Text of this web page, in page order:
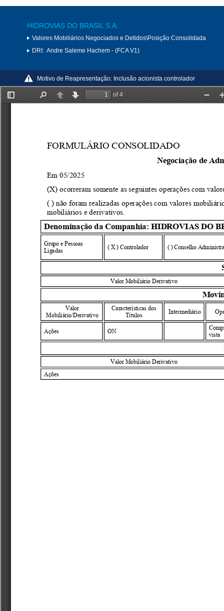
HIDROVIAS DO BRASIL S.A.
Valores Mobiliários Negociados e Detidos\Posição Consolidada
DRI: Andre Saleme Hachem - (FCA V1)
Motivo de Reapresentação: Inclusão acionista controlador